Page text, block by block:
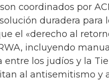
coordinados por
duradera para
el «derecho al
incluyendo
los judíos y la
al antisemitismo y